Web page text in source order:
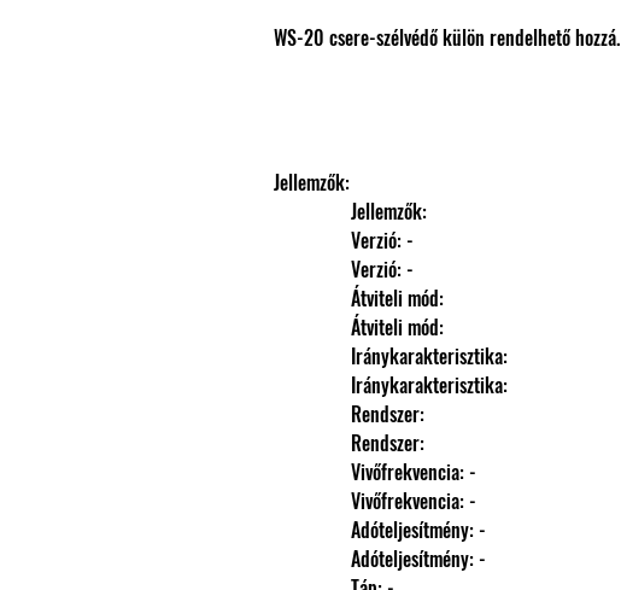
WS-20 csere-szélvédő külön rendelhető hozzá.
Jellemzők:
                Jellemzők:
                Verzió: -
                Verzió: -
                Átviteli mód:
                Átviteli mód:
                Iránykarakterisztika:
                Iránykarakterisztika:
                Rendszer:
                Rendszer:
                Vivőfrekvencia: -
                Vivőfrekvencia: -
                Adóteljesítmény: -
                Adóteljesítmény: -